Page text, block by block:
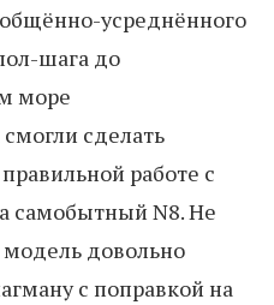
усреднённого
шага до
море
сделать
работе с
самобытный N8. Не
довольно
с поправкой на